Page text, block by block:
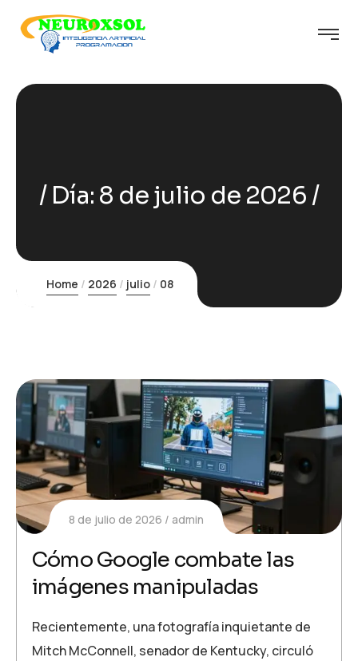
Día: 8 de julio de 2026
Home 2026 julio 08
8 de julio de 2026 admin
Cómo Google combate las
imágenes manipuladas
Recientemente, una fotografía inquietante de
Mitch McConnell, senador de Kentucky, circuló